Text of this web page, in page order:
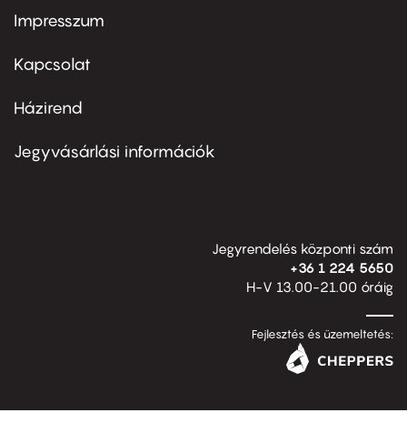
Footer
first
Impresszum
Kapcsolat
Footer
second
Házirend
Jegyvásárlási információk
Jegyrendelés központi szám
+36 1 224 5650
H-V 13.00-21.00 óráig
Fejlesztés és üzemeltetés: